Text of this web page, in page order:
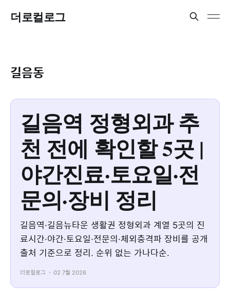
더로컬로그
길음동
길음역 정형외과 추
천 전에 확인할 5곳 |
야간진료·토요일·전
문의·장비 정리
길음역·길음뉴타운 생활권 정형외과 계열 5곳의 진
료시간·야간·토요일·전문의·체외충격파 장비를 공개
출처 기준으로 정리. 순위 없는 가나다순.
더로컬로그 02 7월 2026